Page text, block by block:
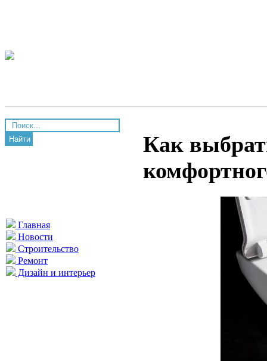
Найти
Главная
Новости
Строительство
Ремонт
Дизайн и интерьер
Как